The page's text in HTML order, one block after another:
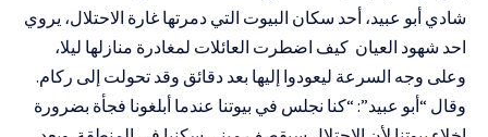
شادي أبو عبيد، أحد سكان البيوت التي دمرتها غارة الاحتلال، يروي
احد شهود العيان كيف اضطرت العائلات لمغادرة منازلها ليلا،
وعلى وجه السرعة ليعودوا إليها بعد دقائق وقد تحولت إلى ركام.
وقال “أبو عبيد”: “كنا نجلس في بيوتنا عندما أبلغونا فجأة بضرورة